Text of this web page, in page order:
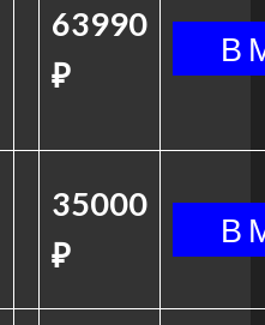
63990
₽
35000
₽